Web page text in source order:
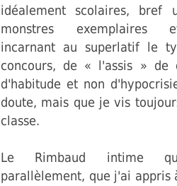
idéalement scolaires, bref
monstres exemplaires
incarnant au superlatif le
concours, de « l'assis » de
d'habitude et non
doute, mais que je vis
classe.
Le Rimbaud intime
parallèlement, que j'ai appris